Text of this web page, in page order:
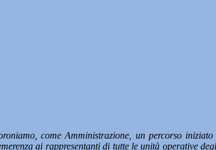
come Amministrazione, un percorso
ai rappresentanti di tutte le unità operative